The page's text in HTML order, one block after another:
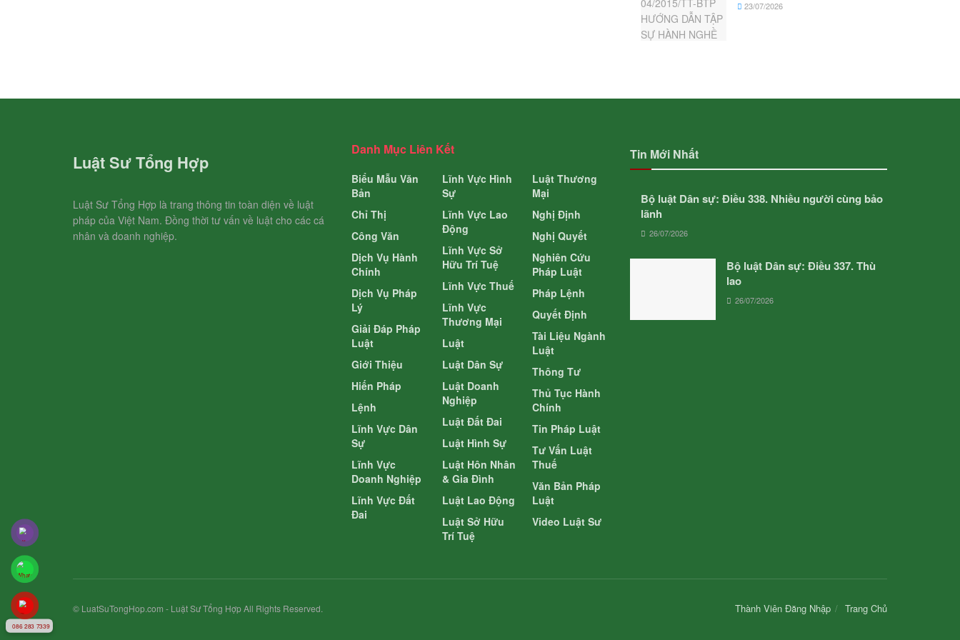
23/07/2026
Luật Sư Tổng Hợp
Luật Sư Tổng Hợp là trang thông tin toàn diện về luật
pháp của Việt Nam. Đồng thời tư vấn về luật cho các cá
nhân và doanh nghiệp.
Danh Mục Liên Kết
Biểu Mẫu Văn
Bản
Chỉ Thị
Công Văn
Dịch Vụ Hành
Chính
Dịch Vụ Pháp
Lý
Giải Đáp Pháp
Luật
Giới Thiệu
Hiến Pháp
Lệnh
Lĩnh Vực Dân
Sự
Lĩnh Vực
Doanh Nghiệp
Lĩnh Vực Đất
Đai
Lĩnh Vực Hình
Sự
Lĩnh Vực Lao
Động
Lĩnh Vực Sở
Hữu Trí Tuệ
Lĩnh Vực Thuế
Lĩnh Vực
Thương Mại
Luật
Luật Dân Sự
Luật Doanh
Nghiệp
Luật Đất Đai
Luật Hình Sự
Luật Hôn Nhân
& Gia Đình
Luật Lao Động
Luật Sở Hữu
Trí Tuệ
Luật Thương
Mại
Nghị Định
Nghị Quyết
Nghiên Cứu
Pháp Luật
Pháp Lệnh
Quyết Định
Tài Liệu Ngành
Luật
Thông Tư
Thủ Tục Hành
Chính
Tin Pháp Luật
Tư Vấn Luật
Thuế
Văn Bản Pháp
Luật
Video Luật Sư
Tin Mới Nhất
Bộ luật Dân sự: Điều 338. Nhiều người cùng bảo
lãnh
26/07/2026
Bộ luật Dân sự: Điều 337. Thù
lao
26/07/2026
Thành Viên Đăng Nhập Trang Chủ
© LuatSuTongHop.com - Luật Sư Tổng Hợp All Rights Reserved.
086 283 7339